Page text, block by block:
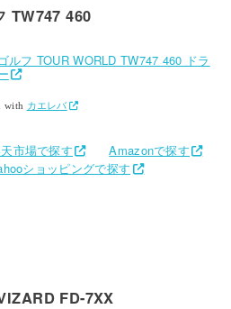
TW747 460
ルフ TOUR WORLD TW747 460 ドラ
with カエレバ
市場で探す
Amazonで探す
ショッピングで探す
FD-7XX